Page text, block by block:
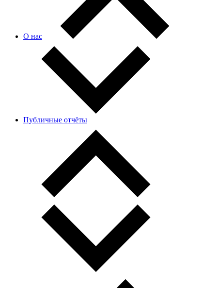
О нас
Публичные отчёты